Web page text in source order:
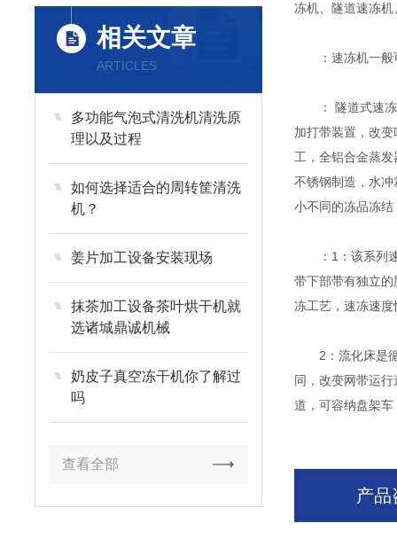
相关文章
ARTICLES
多功能气泡式清洗机清洗原
理以及过程
如何选择适合的周转筐清洗
机？
姜片加工设备安装现场
抹茶加工设备茶叶烘干机就
选诸城鼎诚机械
奶皮子真空冻干机你了解过
吗
查看全部
冻机、隧道速冻
：速冻机一般可
： 隧道式速冻
加打带装置，改
工，全铝合金蒸
不锈钢制造，水
小不同的冻品冻
：1：该系列速
带下部带有独立
冻工艺，速冻速
2：流化床是循
同，改变网带运
道，可容纳盘架
产品